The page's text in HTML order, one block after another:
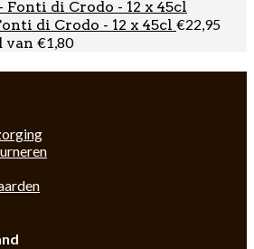
di Crodo - 12 x 45cl €22,95
van €1,80